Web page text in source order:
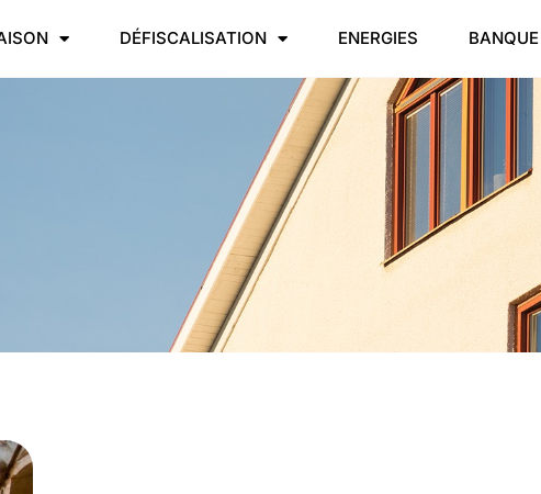
DÉFISCALISATION ENERGIES BANQUE